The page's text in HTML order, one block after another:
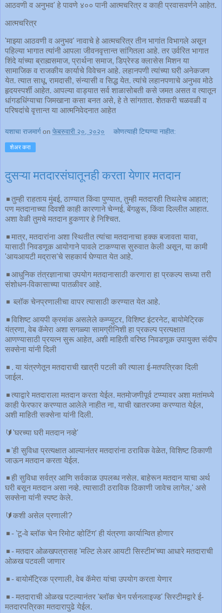
आठवणी व अनुभव' हे पावणे ४०० पानी आत्मचरित्र व काही प्रवासवर्णने आहेत.
आत्मचरित्र
'माझ्या आठवणी व अनुभव' नावाचे हे आत्मचरित्र तीन भागांत विभागले असून
पहिल्या भागात त्यांनी आपला जीवनवृत्तान्त सांगितला आहे. तर उर्वरित भागात
शिंदे यांच्या ब्राह्मसमाज, प्रार्थना समाज, डिप्रेस्ड क्लासेस मिशन या
सामाजिक व राजकीय कार्याचे विवेचन आहे. लहानपणी त्यांच्या घरी अनेकजण
येत. त्यात साधू, रामदासी, संन्यासी व सिद्ध येत. त्यांचे लहानपणाचे अनुभव मोठे
हृदयस्पर्शी आहेत. आपल्या वाड्यात सर्व शाळासोबती कसे जमत असत व त्यातून
धांगडधिंग्याचा जिमखाना कसा बनत असे, हे ते सांगतात. शेतकरी चळवळी व
परिषदांचे वृत्तान्त या आत्मनिवेदनात आहेत
यशाचा राजमार्ग on फेब्रुवारी २०, २०२० कोणत्याही टिप्पण्‍या नाहीत:
शेअर करा
दुसऱ्या मतदारसंघातूनही करता येणार मतदान
◾️तुम्ही राहताय मुंबई, ठाण्यात किंवा पुण्यात, तुम्ही मतदारही तिथलेच आहात;
पण मतदानाच्या दिवशी काही कारणाने चेन्नई, बेंगळुरू, किंवा दिल्लीत आहात.
अशा वेळी तुमचे मतदान हुकणार हे निश्चित.
◾️मात्र, मतदारांना अशा स्थितीत त्यांचा मतदानाचा हक्क बजावता यावा,
यासाठी निवडणूक आयोगाने पावले टाकण्यास सुरुवात केली असून, या कामी
'आयआयटी मद्रास'चे सहकार्य घेण्यात येत आहे.
◾️आधुनिक तंत्रज्ञानाचा उपयोग मतदानासाठी करणारा हा प्रकल्प सध्या तरी
संशोधन-विकासाच्या पातळीवर आहे.
◾️ ब्लॉक चेनप्रणालीचा वापर त्यासाठी करण्यात येत आहे.
◾️विशिष्ट आयपी क्रमांक असलेले कम्प्युटर, विशिष्ट इंटरनेट, बायोमेट्रिक
यंत्रणा, वेब कॅमेरा अशा सगळ्या सामग्रीनिशी हा प्रकल्प प्रत्यक्षात
आणण्यासाठी प्रयत्न सुरू आहेत, अशी माहिती वरिष्ठ निवडणूक उपायुक्त संदीप
सक्सेना यांनी दिली
◾️. या यंत्रणेतून मतदाराची खात्री पटली की त्याला ई-मतपत्रिका दिली
जाईल.
◾️त्याद्वारे मतदाराला मतदान करता येईल. मतमोजणीपूर्व टप्प्यावर अशा मतांमध्ये
काही फेरफार करण्यात आलेले नाहीत ना, याची खातरजमा करण्यात येईल,
अशी माहिती सक्सेना यांनी दिली.
🔰'घरच्या घरी मतदान नव्हे'
◾️'ही सुविधा प्रत्यक्षात आल्यानंतर मतदारांना ठराविक वेळेत, विशिष्ट ठिकाणी
जाऊन मतदान करता येईल.
◾️ही सुविधा सर्वत्र आणि सर्वकाळ उपलब्ध नसेल. बाहेरून मतदान याचा अर्थ
घरी बसून मतदान असा नव्हे. त्यासाठी ठराविक ठिकाणी जावेच लागेल,' असे
सक्सेना यांनी स्पष्ट केले.
🔰कशी असेल प्रणाली?
◾️- 'टू-वे ब्लॉक चेन रिमोट व्होटिंग' ही यंत्रणा कार्यान्वित होणार
◾️- मतदार ओळखपत्रासह 'मल्टि लेअर आयटी सिस्टीम'च्या आधारे मतदाराची
ओळख पटवली जाणार
◾️- बायोमॅट्रिक प्रणाली, वेब कॅमेरा यांचा उपयोग करता येणार
◾️- मतदाराची ओळख पटल्यानंतर 'ब्लॉक चेन पर्सनलाइज्ड' सिस्टीमद्वारे ई-
मतदारपत्रिका मतदारापुढे येईल.